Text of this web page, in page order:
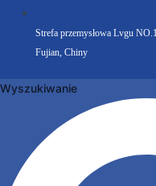
Strefa przemysłowa Lvgu
Fujian, Chiny
Wyszukiwanie